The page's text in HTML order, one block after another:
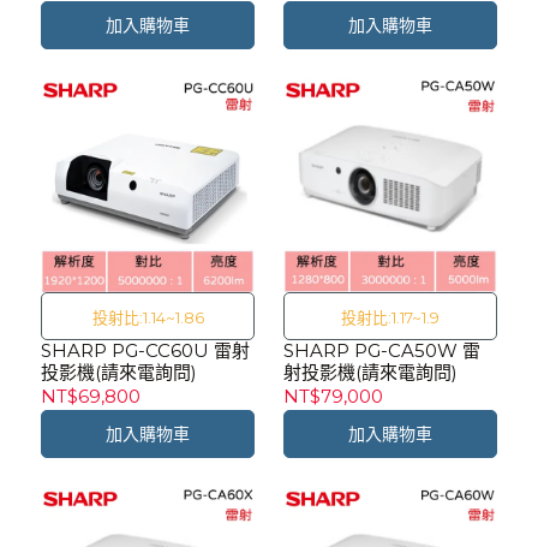
加入購物車 加入購物車
投射比:1.14~1.86
SHARP PG-CC60U 雷射
投影機(請來電詢問)
NT$69,800
加入購物車
投射比:1.17~1.9
SHARP PG-CA50W 雷
射投影機(請來電詢問)
NT$79,000
加入購物車